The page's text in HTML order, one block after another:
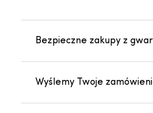
Bezpieczne zakupy z
Wyślemy Twoje